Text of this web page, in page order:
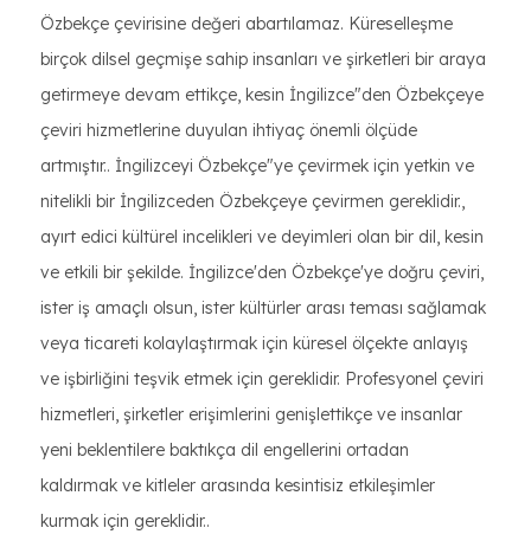
Özbekçe çevirisine değeri abartılamaz. Küreselleşme
birçok dilsel geçmişe sahip insanları ve şirketleri bir araya
getirmeye devam ettikçe, kesin İngilizce"den Özbekçeye
çeviri hizmetlerine duyulan ihtiyaç önemli ölçüde
artmıştır.. İngilizceyi Özbekçe"ye çevirmek için yetkin ve
nitelikli bir İngilizceden Özbekçeye çevirmen gereklidir.,
ayırt edici kültürel incelikleri ve deyimleri olan bir dil, kesin
ve etkili bir şekilde. İngilizce'den Özbekçe'ye doğru çeviri,
ister iş amaçlı olsun, ister kültürler arası teması sağlamak
veya ticareti kolaylaştırmak için küresel ölçekte anlayış
ve işbirliğini teşvik etmek için gereklidir. Profesyonel çeviri
hizmetleri, şirketler erişimlerini genişlettikçe ve insanlar
yeni beklentilere baktıkça dil engellerini ortadan
kaldırmak ve kitleler arasında kesintisiz etkileşimler
kurmak için gereklidir..